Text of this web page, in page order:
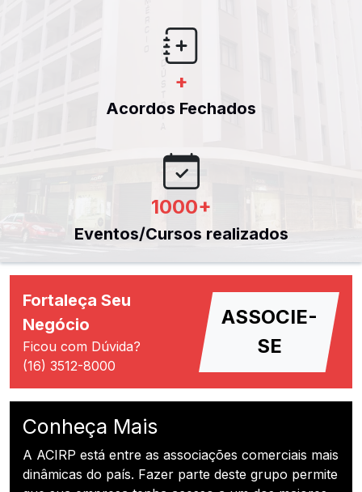
+
Acordos Fechados
1000+
Eventos/Cursos realizados
Fortaleça Seu
Negócio
Ficou com Dúvida?
(16) 3512-8000
ASSOCIE-
SE
Conheça Mais
A ACIRP está entre as associações comerciais mais
dinâmicas do país. Fazer parte deste grupo permite